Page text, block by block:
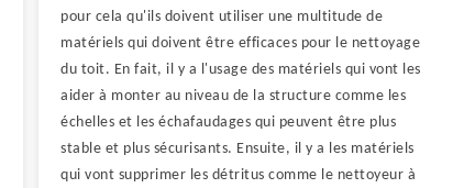
pour cela qu'ils doivent utiliser une multitude de
matériels qui doivent être efficaces pour le nettoyage
du toit. En fait, il y a l'usage des matériels qui vont les
aider à monter au niveau de la structure comme les
échelles et les échafaudages qui peuvent être plus
stable et plus sécurisants. Ensuite, il y a les matériels
qui vont supprimer les détritus comme le nettoyeur à